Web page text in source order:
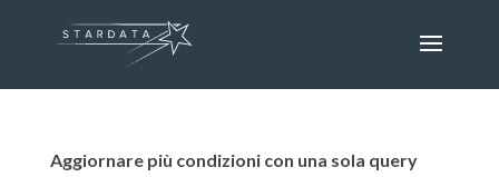
Aggiornare più condizioni con una sola query